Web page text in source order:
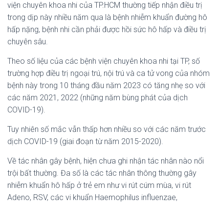
viện chuyên khoa nhi của TP.HCM thường tiếp nhận điều trị
trong dịp này nhiều năm qua là bệnh nhiễm khuẩn đường hô
hấp nặng, bệnh nhi cần phải được hồi sức hô hấp và điều trị
chuyên sâu.
Theo số liệu của các bệnh viện chuyên khoa nhi tại TP, số
trường hợp điều trị ngoại trú, nội trú và ca tử vong của nhóm
bệnh này trong 10 tháng đầu năm 2023 có tăng nhẹ so với
các năm 2021, 2022 (những năm bùng phát của dịch
COVID-19).
Tuy nhiên số mắc vẫn thấp hơn nhiều so với các năm trước
dịch COVID-19 (giai đoạn từ năm 2015-2020).
Về tác nhân gây bệnh, hiện chưa ghi nhận tác nhân nào nổi
trội bất thường. Đa số là các tác nhân thông thường gây
nhiễm khuẩn hô hấp ở trẻ em như vi rút cúm mùa, vi rút
Adeno, RSV, các vi khuẩn Haemophilus influenzae,